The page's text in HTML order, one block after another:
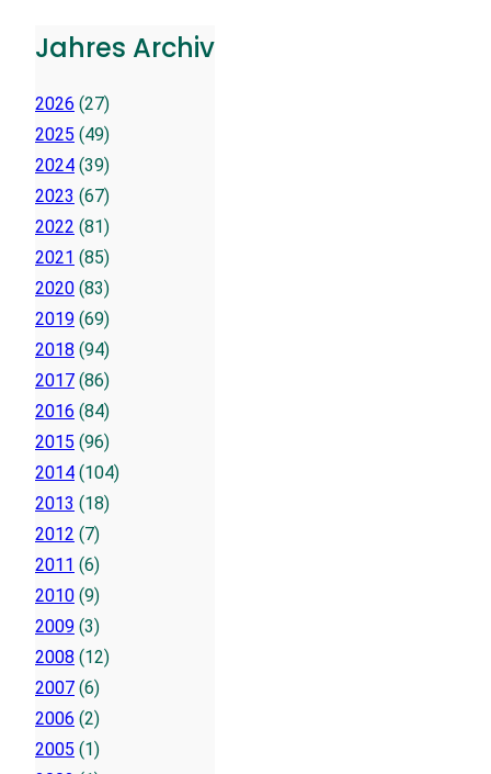
Jahres Archiv
2026 (27)
2025 (49)
2024 (39)
2023 (67)
2022 (81)
2021 (85)
2020 (83)
2019 (69)
2018 (94)
2017 (86)
2016 (84)
2015 (96)
2014 (104)
2013 (18)
2012 (7)
2011 (6)
2010 (9)
2009 (3)
2008 (12)
2007 (6)
2006 (2)
2005 (1)